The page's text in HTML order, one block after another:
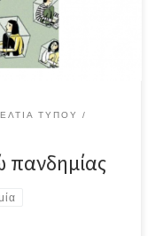
ΤΎΠΟΥ
πανδημίας